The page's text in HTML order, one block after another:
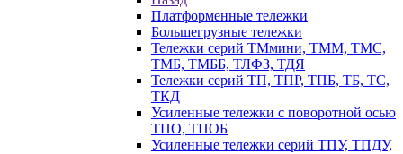
Платформенные тележки
Большегрузные тележки
Тележки серий ТМмини, ТММ, ТМС,
ТМБ, ТМББ, ТЛФЗ, ТДЯ
Тележки серий ТП, ТПР, ТПБ, ТБ, ТС,
ТКД
Усиленные тележки с поворотной осью
ТПО, ТПОБ
Усиленные тележки серий ТПУ, ТПДУ,